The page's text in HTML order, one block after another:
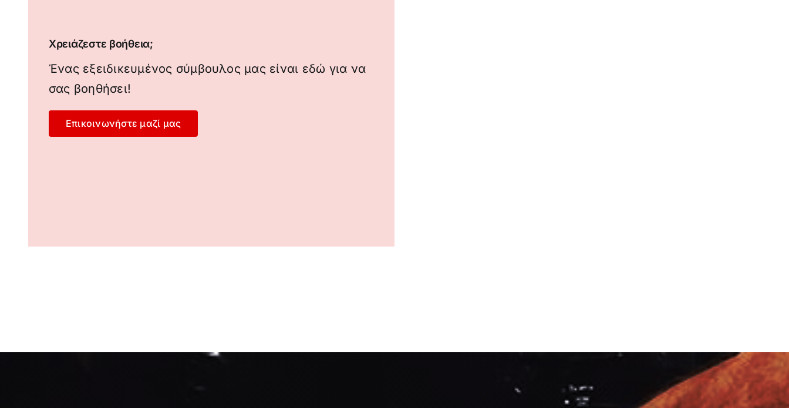
Χρειάζεστε βοήθεια;
Ένας εξειδικευμένος σύμβουλος μας είναι εδώ για να
σας βοηθήσει!
Επικοινωνήστε μαζί μας